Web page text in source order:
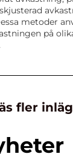
metoder
på
fler